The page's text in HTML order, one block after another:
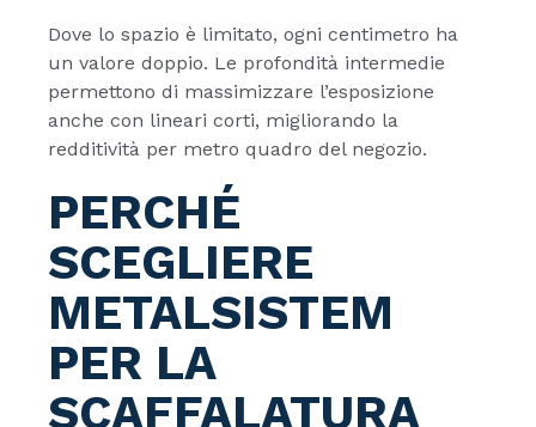
Dove lo spazio è limitato, ogni centimetro ha
un valore doppio. Le profondità intermedie
permettono di massimizzare l’esposizione
anche con lineari corti, migliorando la
redditività per metro quadro del negozio.
PERCHÉ
SCEGLIERE
METALSISTEM
PER LA
SCAFFALATURA